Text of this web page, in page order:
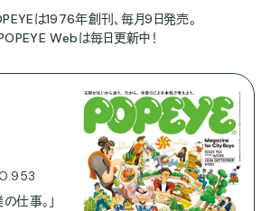
は1976年創刊、毎月9日発売。
Webは毎日更新中！
仕事。」